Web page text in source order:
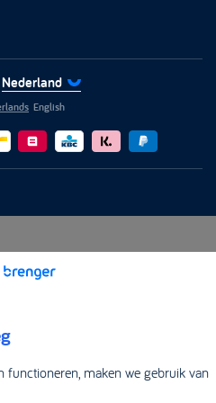
Nederland
English
maken we gebruik van